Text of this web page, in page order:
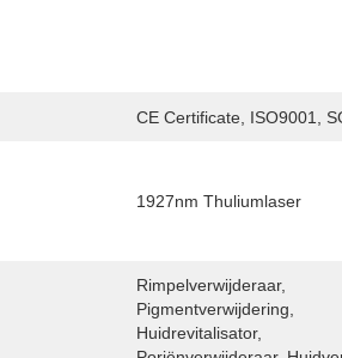
CE Certificate, ISO9001,
1927nm Thuliumlaser
Rimpelverwijderaar,
Pigmentverwijdering,
Huidrevitalisator,